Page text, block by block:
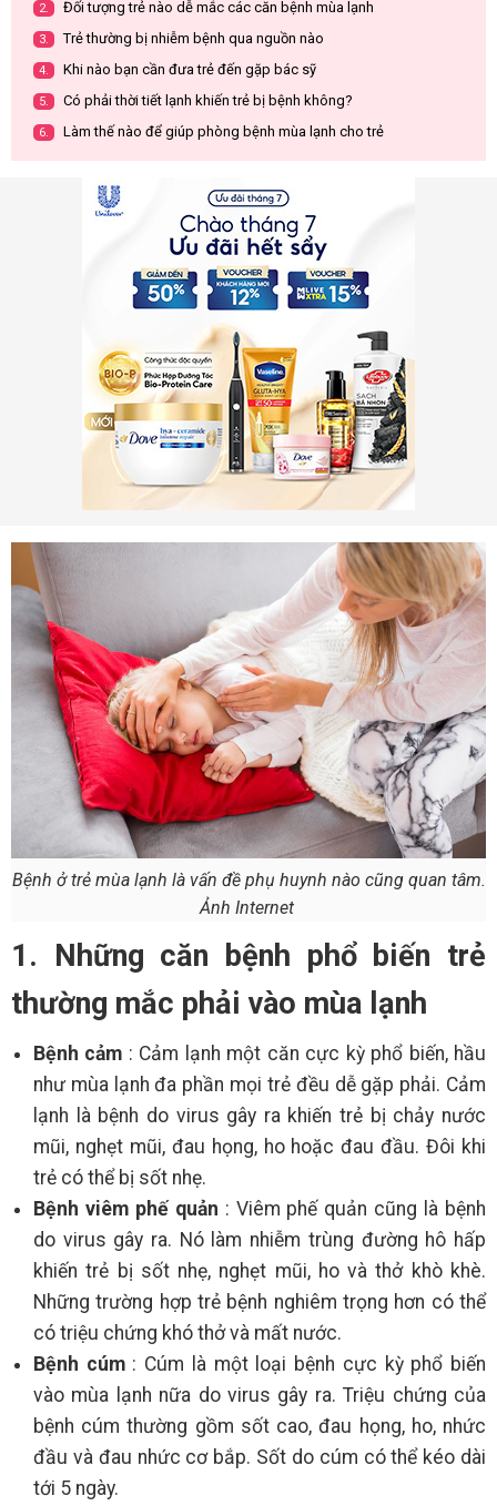
2. Đối tượng trẻ nào dễ mắc các căn bệnh mùa lạnh
3. Trẻ thường bị nhiễm bệnh qua nguồn nào
4. Khi nào bạn cần đưa trẻ đến gặp bác sỹ
5. Có phải thời tiết lạnh khiến trẻ bị bệnh không?
6. Làm thế nào để giúp phòng bệnh mùa lạnh cho trẻ
Bệnh ở trẻ mùa lạnh là vấn đề phụ huynh nào cũng quan tâm.
Ảnh Internet
1. Những căn bệnh phổ biến trẻ
thường mắc phải vào mùa lạnh
Bệnh cảm : Cảm lạnh một căn cực kỳ phổ biến, hầu
như mùa lạnh đa phần mọi trẻ đều dễ gặp phải. Cảm
lạnh là bệnh do virus gây ra khiến trẻ bị chảy nước
mũi, nghẹt mũi, đau họng, ho hoặc đau đầu. Đôi khi
trẻ có thể bị sốt nhẹ.
Bệnh viêm phế quản : Viêm phế quản cũng là bệnh
do virus gây ra. Nó làm nhiễm trùng đường hô hấp
khiến trẻ bị sốt nhẹ, nghẹt mũi, ho và thở khò khè.
Những trường hợp trẻ bệnh nghiêm trọng hơn có thể
có triệu chứng khó thở và mất nước.
Bệnh cúm: Cúm là một loại bệnh cực kỳ phổ biến
vào mùa lạnh nữa do virus gây ra. Triệu chứng của
bệnh cúm thường gồm sốt cao, đau họng, ho, nhức
đầu và đau nhức cơ bắp. Sốt do cúm có thể kéo dài
tới 5 ngày.